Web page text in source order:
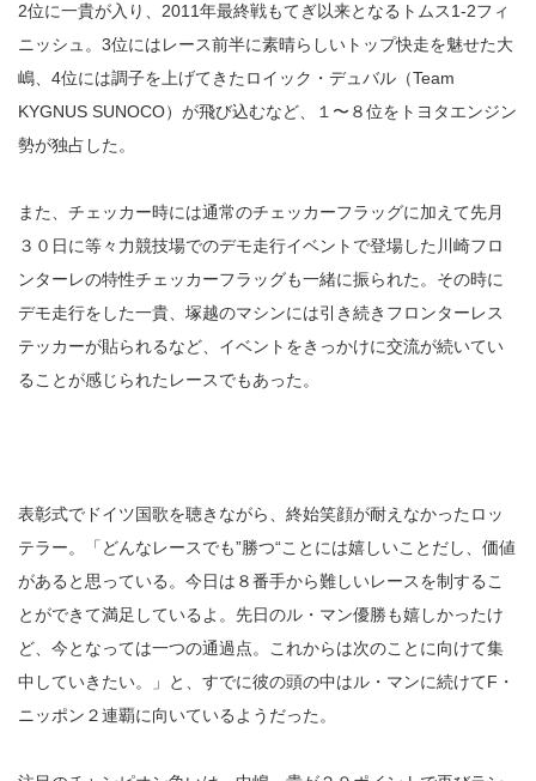
2位に一貴が入り、2011年最終戦もてぎ以来となるトムス1-2フィ
ニッシュ。3位にはレース前半に素晴らしいトップ快走を魅せた大
嶋、4位には調子を上げてきたロイック・デュバル（Team
KYGNUS SUNOCO）が飛び込むなど、１〜８位をトヨタエンジン
勢が独占した。
また、チェッカー時には通常のチェッカーフラッグに加えて先月
３０日に等々力競技場でのデモ走行イベントで登場した川崎フロ
ンターレの特性チェッカーフラッグも一緒に振られた。その時に
デモ走行をした一貴、塚越のマシンには引き続きフロンターレス
テッカーが貼られるなど、イベントをきっかけに交流が続いてい
ることが感じられたレースでもあった。
表彰式でドイツ国歌を聴きながら、終始笑顔が耐えなかったロッ
テラー。「どんなレースでも”勝つ“ことには嬉しいことだし、価値
があると思っている。今日は８番手から難しいレースを制するこ
とができて満足しているよ。先日のル・マン優勝も嬉しかったけ
ど、今となっては一つの通過点。これからは次のことに向けて集
中していきたい。」と、すでに彼の頭の中はル・マンに続けてF・
ニッポン２連覇に向いているようだった。